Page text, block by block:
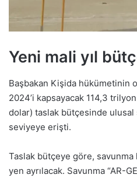
Yeni mali yıl
Başbakan Kişida hükümetinin
2024’i kapsayacak 114,3
dolar) taslak bütçesinde ulusal
seviyeye erişti.
Taslak bütçeye göre, savunma
yen ayrılacak. Savunma “AR-